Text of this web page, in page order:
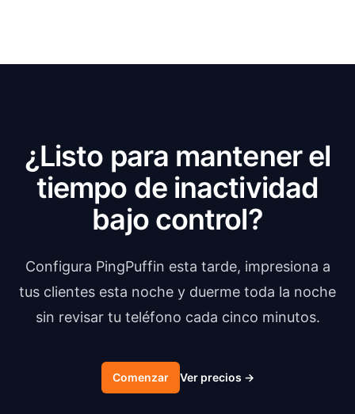
¿Listo para mantener el
tiempo de inactividad
bajo control?
Configura PingPuffin esta tarde, impresiona a
tus clientes esta noche y duerme toda la noche
sin revisar tu teléfono cada cinco minutos.
Comenzar Ver precios →